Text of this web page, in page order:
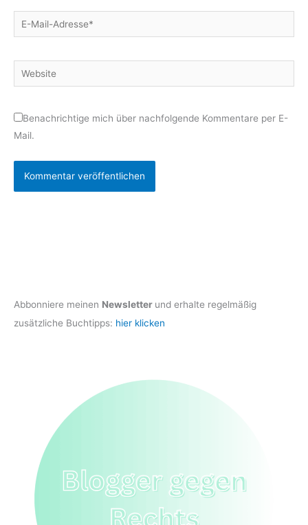
E-
Mail-
Website
Benachrichtige mich über nachfolgende Kommentare per E-
Mail.
Abbonniere meinen Newsletter und erhalte regelmäßig
zusätzliche Buchtipps: hier klicken